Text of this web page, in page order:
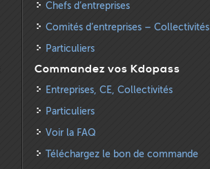
Chefs d’entreprises
Comités d’entreprises – Collectivités
Particuliers
Commandez vos Kdopass
Entreprises, CE, Collectivités
Particuliers
Voir la FAQ
Téléchargez le bon de commande